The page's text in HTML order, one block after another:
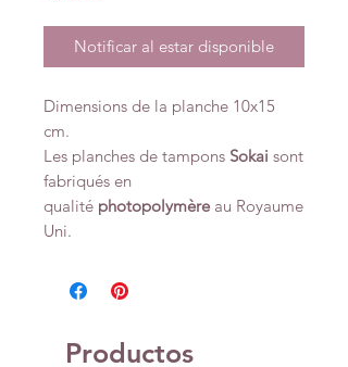
Notificar al estar disponible
Dimensions de la planche 10x15
cm.
Les planches de tampons Sokai sont
fabriqués en
qualité photopolymère au Royaume
Uni.
Productos